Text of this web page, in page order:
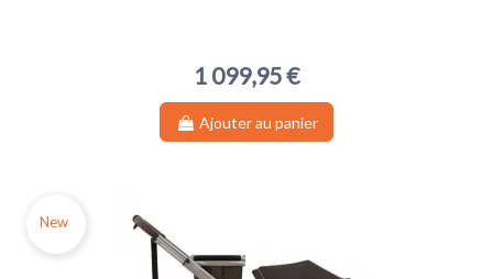
1 099,95 €
Ajouter au panier
New